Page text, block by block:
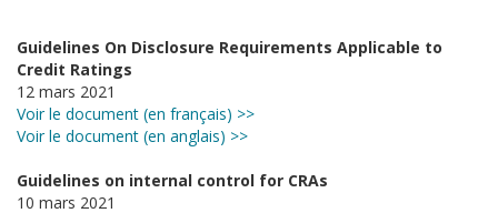
Guidelines On Disclosure Requirements Applicable to
Credit Ratings
12 mars 2021
Voir le document (en français) >>
Voir le document (en anglais) >>
Guidelines on internal control for CRAs
10 mars 2021